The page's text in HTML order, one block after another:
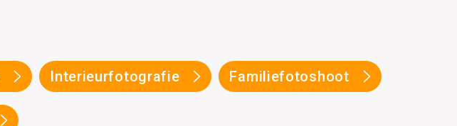
Interieurfotografie Familiefotoshoot